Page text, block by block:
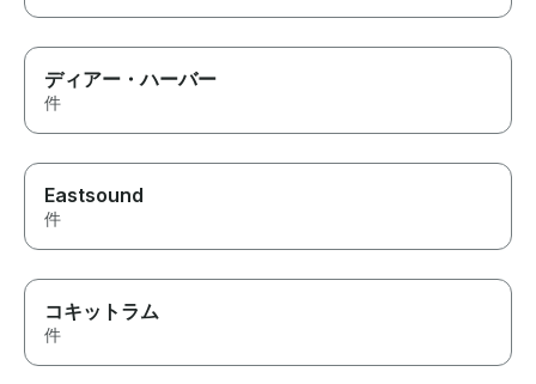
ディアー・ハーバー
件
Eastsound
件
コキットラム
件